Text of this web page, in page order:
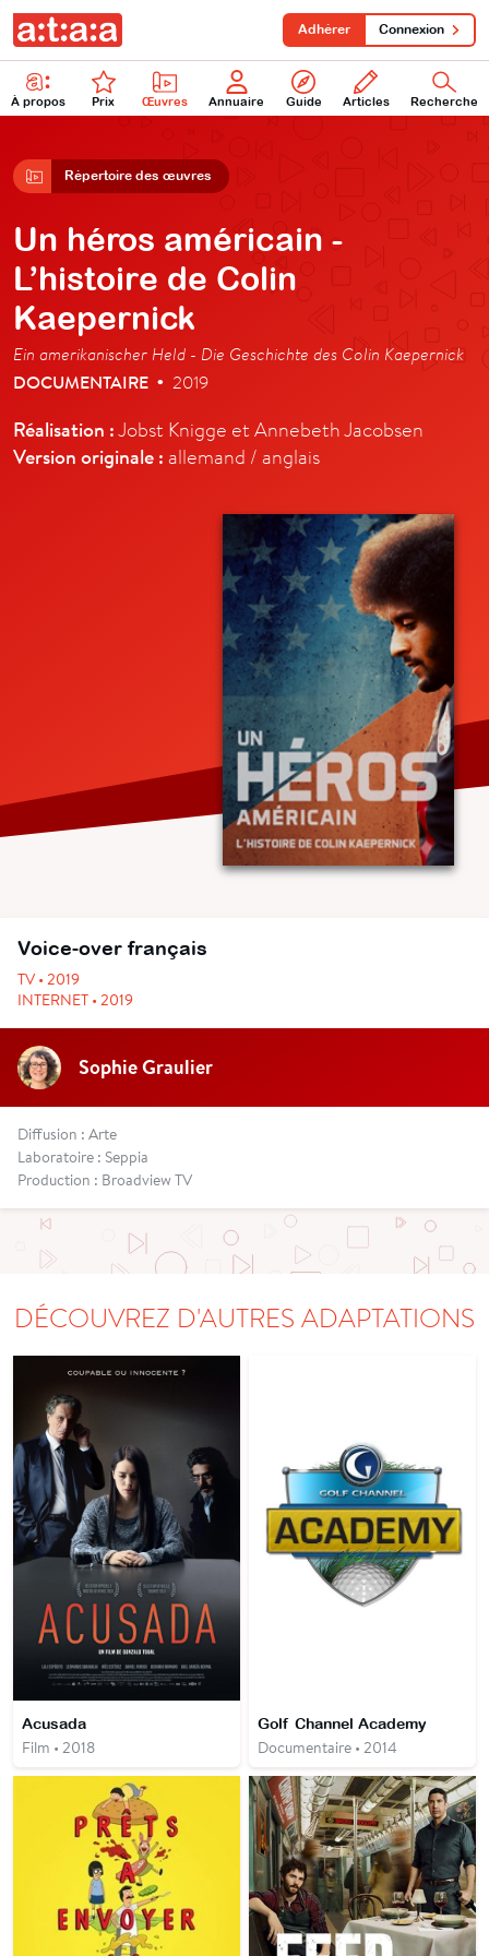
À propos Prix Œuvres Annuaire Guide Articles Recherche
Adhérer Connexion
Répertoire des œuvres
Un héros américain -
L’histoire de Colin
Kaepernick
Ein amerikanischer Held - Die Geschichte des Colin Kaepernick
DOCUMENTAIRE • 2019
Réalisation :Jobst Knigge et Annebeth Jacobsen
Version originale : allemand / anglais
Voice-over français
TV • 2019
INTERNET • 2019
Sophie Graulier
Diffusion : Arte
Laboratoire : Seppia
Production : Broadview TV
DÉCOUVREZ D'AUTRES ADAPTATIONS
Acusada
Film • 2018
Golf Channel Academy
Documentaire • 2014